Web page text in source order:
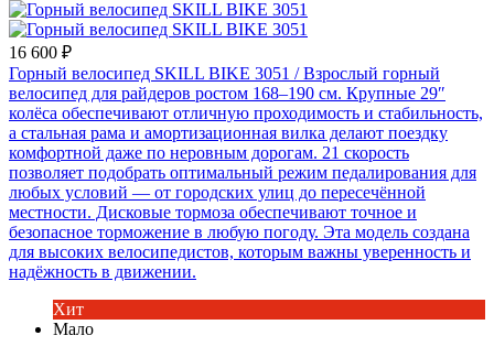
16 600 ₽
Горный велосипед SKILL BIKE 3051 / Взрослый горный
велосипед для райдеров ростом 168–190 см. Крупные 29″
колёса обеспечивают отличную проходимость и стабильность,
а стальная рама и амортизационная вилка делают поездку
комфортной даже по неровным дорогам. 21 скорость
позволяет подобрать оптимальный режим педалирования для
любых условий — от городских улиц до пересечённой
местности. Дисковые тормоза обеспечивают точное и
безопасное торможение в любую погоду. Эта модель создана
для высоких велосипедистов, которым важны уверенность и
надёжность в движении.
Хит
Мало